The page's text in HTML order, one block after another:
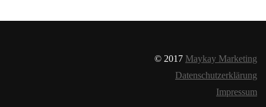
© 2017 Maykay Marketing
Datenschutzerklärung
Impressum